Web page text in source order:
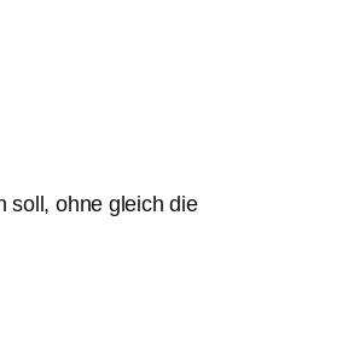
soll, ohne gleich die